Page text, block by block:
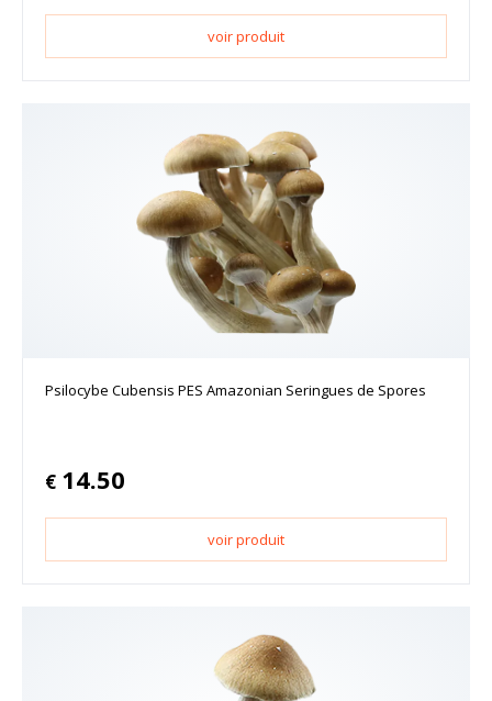
voir produit
Psilocybe Cubensis PES Amazonian Seringues de Spores
€ 14.50
voir produit